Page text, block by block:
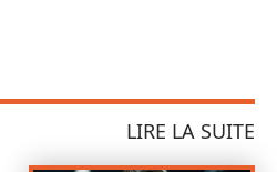
LIRE LA SUITE